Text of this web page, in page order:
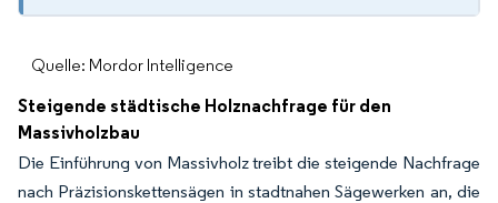
Quelle: Mordor Intelligence
Steigende städtische Holznachfrage für den
Massivholzbau
Die Einführung von Massivholz treibt die steigende Nachfrage
nach Präzisionskettensägen in stadtnahen Sägewerken an, die